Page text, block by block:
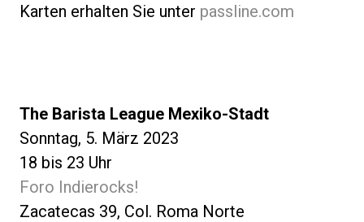
Karten erhalten Sie unter passline.com
The Barista League Mexiko-Stadt
Sonntag, 5. März 2023
18 bis 23 Uhr
Foro Indierocks!
Zacatecas 39, Col. Roma Norte